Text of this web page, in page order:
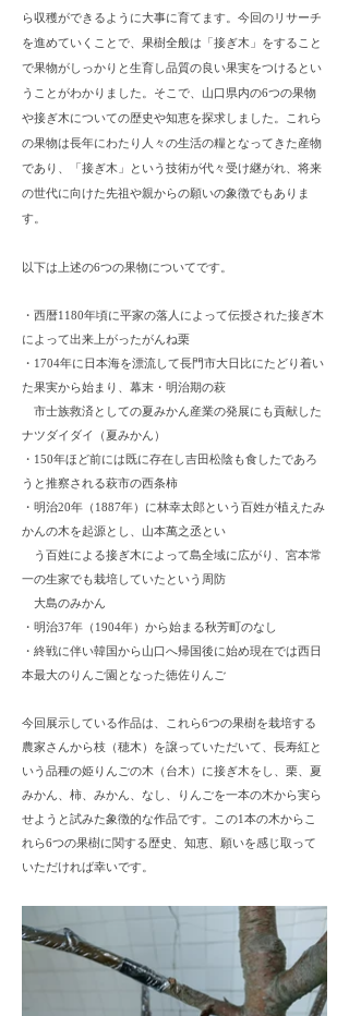
ら収穫ができるように大事に育てます。今回のリサーチ
を進めていくことで、果樹全般は「接ぎ木」をすること
で果物がしっかりと生育し品質の良い果実をつけるとい
うことがわかりました。そこで、山口県内の6つの果物
や接ぎ木についての歴史や知恵を探求しました。これら
の果物は長年にわたり人々の生活の糧となってきた産物
であり、「接ぎ木」という技術が代々受け継がれ、将来
の世代に向けた先祖や親からの願いの象徴でもありま
す。
以下は上述の6つの果物についてです。
・西暦1180年頃に平家の落人によって伝授された接ぎ木
によって出来上がったがんね栗
・1704年に日本海を漂流して長門市大日比にたどり着い
た果実から始まり、幕末・明治期の萩
市士族救済としての夏みかん産業の発展にも貢献した
ナツダイダイ（夏みかん）
・150年ほど前には既に存在し吉田松陰も食したであろ
うと推察される萩市の西条柿
・明治20年（1887年）に林幸太郎という百姓が植えたみ
かんの木を起源とし、山本萬之丞とい
う百姓による接ぎ木によって島全域に広がり、宮本常
一の生家でも栽培していたという周防
大島のみかん
・明治37年（1904年）から始まる秋芳町のなし
・終戦に伴い韓国から山口へ帰国後に始め現在では西日
本最大のりんご園となった徳佐りんご
今回展示している作品は、これら6つの果樹を栽培する
農家さんから枝（穂木）を譲っていただいて、長寿紅と
いう品種の姫りんごの木（台木）に接ぎ木をし、栗、夏
みかん、柿、みかん、なし、りんごを一本の木から実ら
せようと試みた象徴的な作品です。この1本の木からこ
れら6つの果樹に関する歴史、知恵、願いを感じ取って
いただければ幸いです。